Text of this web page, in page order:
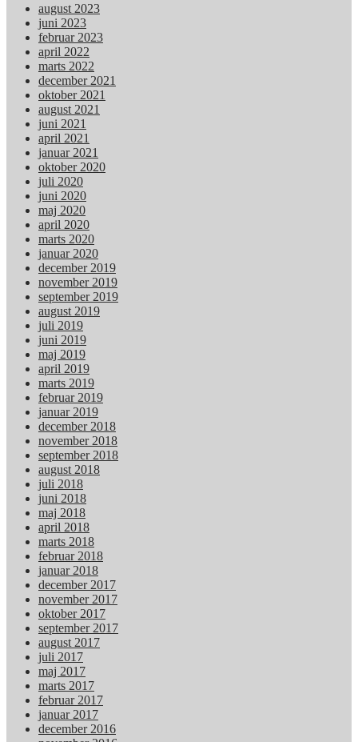
august 2023
juni 2023
februar 2023
april 2022
marts 2022
december 2021
oktober 2021
august 2021
juni 2021
april 2021
januar 2021
oktober 2020
juli 2020
juni 2020
maj 2020
april 2020
marts 2020
januar 2020
december 2019
november 2019
september 2019
august 2019
juli 2019
juni 2019
maj 2019
april 2019
marts 2019
februar 2019
januar 2019
december 2018
november 2018
september 2018
august 2018
juli 2018
juni 2018
maj 2018
april 2018
marts 2018
februar 2018
januar 2018
december 2017
november 2017
oktober 2017
september 2017
august 2017
juli 2017
maj 2017
marts 2017
februar 2017
januar 2017
december 2016